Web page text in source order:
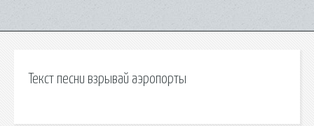
Текст песни взрывай аэропорты